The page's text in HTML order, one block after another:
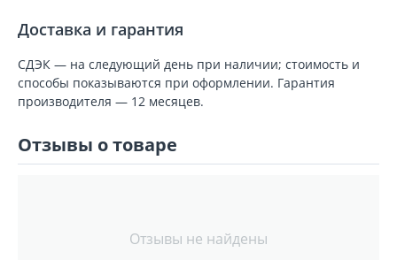
Доставка и гарантия
СДЭК — на следующий день при наличии; стоимость и
способы показываются при оформлении. Гарантия
производителя — 12 месяцев.
Отзывы о товаре
Отзывы не найдены